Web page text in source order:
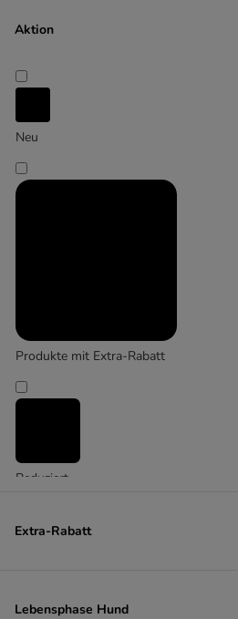
Groß 26-45 kg
Extra-groß > 45 kg
Aktion
Neu
Produkte mit Extra-Rabatt
Reduziert
Extra-Rabatt
Lebensphase Hund